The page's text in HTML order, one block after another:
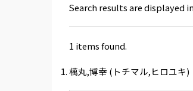
Search results are displayed
1 items found.
𣜜丸,博幸 (トチマル,ヒロユキ)